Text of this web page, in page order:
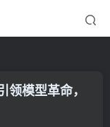
模型革命，